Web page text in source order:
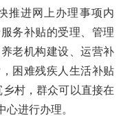
推进网上办理事项内
务补贴的受理、管理
老机构建设、运营补
困难残疾人生活补贴
村，群众可以直接在
进行办理。